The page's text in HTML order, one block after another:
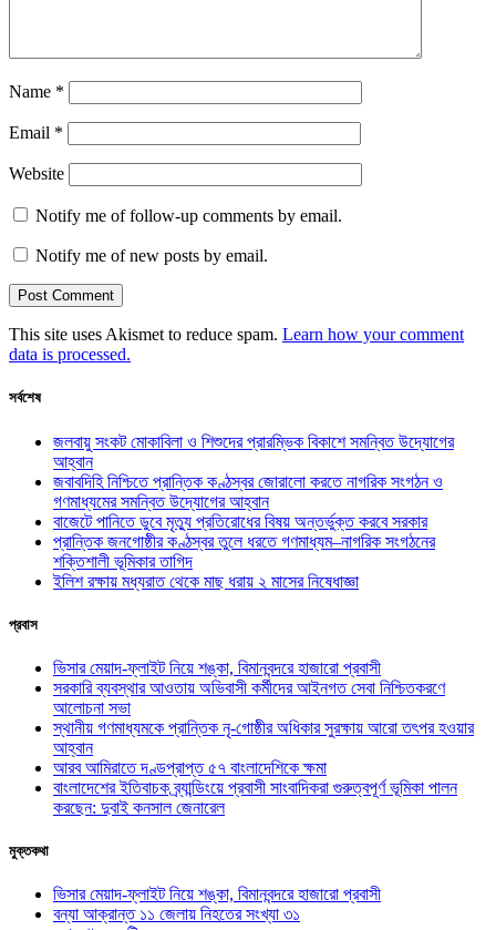
Name *
Email *
Website
Notify me of follow-up comments by email.
Notify me of new posts by email.
This site uses Akismet to reduce spam. Learn how your comment
data is processed.
সর্বশেষ
জলবায়ু সংকট মোকাবিলা ও শিশুদের প্রারম্ভিক বিকাশে সমন্বিত উদ্যোগের
আহ্বান
জবাবদিহি নিশ্চিতে প্রান্তিক কণ্ঠস্বর জোরালো করতে নাগরিক সংগঠন ও
গণমাধ্যমের সমন্বিত উদ্যোগের আহ্বান
বাজেটে পানিতে ডুবে মৃত্যু প্রতিরোধের বিষয় অন্তর্ভুক্ত করবে সরকার
প্রান্তিক জনগোষ্ঠীর কণ্ঠস্বর তুলে ধরতে গণমাধ্যম–নাগরিক সংগঠনের
শক্তিশালী ভূমিকার তাগিদ
ইলিশ রক্ষায় মধ্যরাত থেকে মাছ ধরায় ২ মাসের নিষেধাজ্ঞা
প্রবাস
ভিসার মেয়াদ-ফ্লাইট নিয়ে শঙ্কা, বিমানবন্দরে হাজারো প্রবাসী
সরকারি ব্যবস্থার আওতায় অভিবাসী কর্মীদের আইনগত সেবা নিশ্চিতকরণে
আলোচনা সভা
স্থানীয় গণমাধ্যমকে প্রান্তিক নৃ-গোষ্ঠীর অধিকার সুরক্ষায় আরো তৎপর হওয়ার
আহ্বান
আরব আমিরাতে দণ্ডপ্রাপ্ত ৫৭ বাংলাদেশিকে ক্ষমা
বাংলাদেশের ইতিবাচক ব্র্যান্ডিংয়ে প্রবাসী সাংবাদিকরা গুরুত্বপূর্ণ ভূমিকা পালন
করছেন: দুবাই কনসাল জেনারেল
মুক্তকথা
ভিসার মেয়াদ-ফ্লাইট নিয়ে শঙ্কা, বিমানবন্দরে হাজারো প্রবাসী
বন্যা আক্রান্ত ১১ জেলায় নিহতের সংখ্যা ৩১